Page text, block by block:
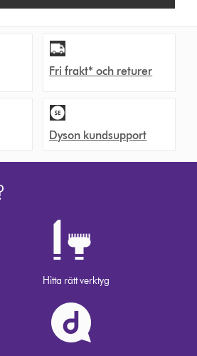
Fri frakt* och returer
Dyson kundsupport
Hitta rätt verktyg